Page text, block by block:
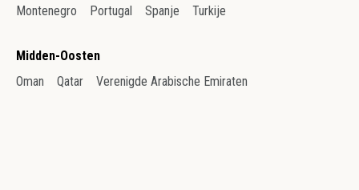
Montenegro
Portugal Spanje Turkije
Midden-Oosten
Oman
Qatar Verenigde Arabische Emiraten